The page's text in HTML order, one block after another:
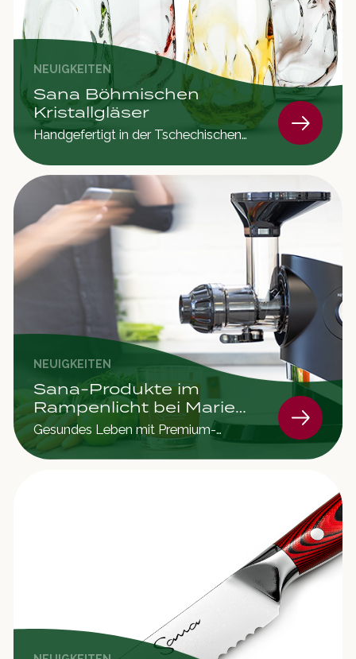
NEUIGKEITEN
Sana Böhmischen
Kristallgläser
Handgefertigt in der Tschechischen
NEUIGKEITEN
Sana-Produkte im
Rampenlicht bei Marie
Claire Frankreich
Gesundes Leben mit Premium-
Küchengeräten aufwerten